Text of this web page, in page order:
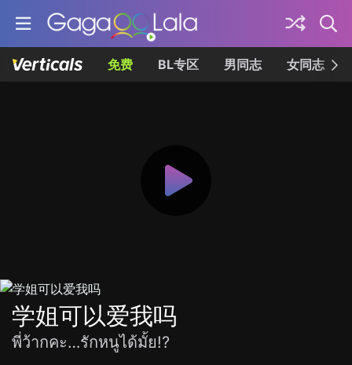
免费 BL专区 男同志 女同志
学姐可以爱我吗
พี่ว้ากคะ…รักหนูได้มั้ย!?